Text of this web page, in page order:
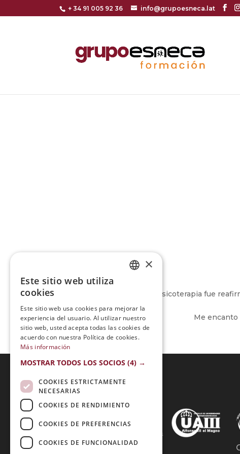
+ 34 91 005 92 36 info@grupoesneca.lat
Recibir la Maestria en Musicoterapia fue
Me encanto
Acreditaciones:
Métodos de Pago:
×
Este sitio web utiliza
cookies
Este sitio web usa cookies para mejorar la
experiencia del usuario. Al utilizar nuestro
sitio web, usted acepta todas las cookies de
acuerdo con nuestra Política de cookies.
Más información
MOSTRAR TODOS LOS SOCIOS (4) →
COOKIES ESTRICTAMENTE
NECESARIAS
COOKIES DE RENDIMIENTO
COOKIES DE PREFERENCIAS
COOKIES DE FUNCIONALIDAD